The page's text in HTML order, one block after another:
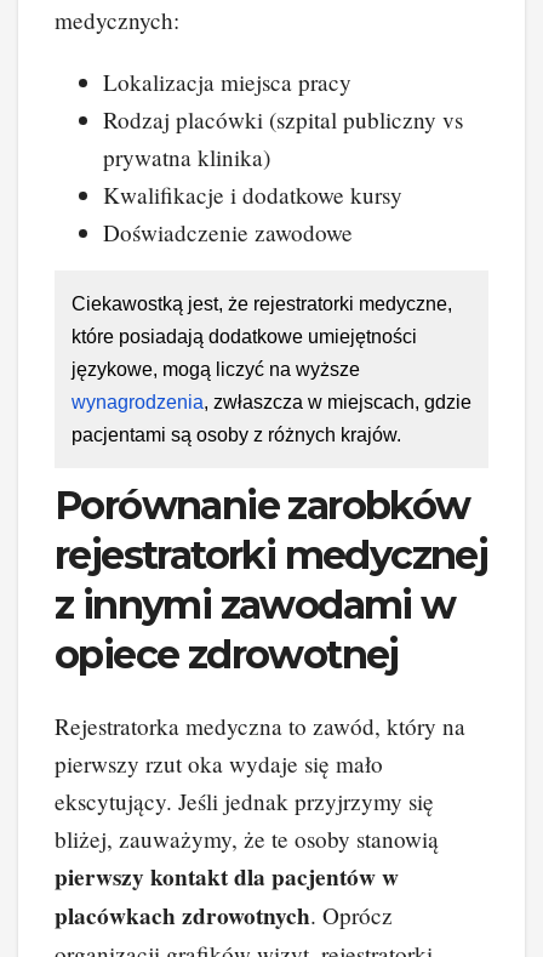
medycznych:
Lokalizacja miejsca pracy
Rodzaj placówki (szpital publiczny vs
prywatna klinika)
Kwalifikacje i dodatkowe kursy
Doświadczenie zawodowe
Ciekawostką jest, że rejestratorki medyczne,
które posiadają dodatkowe umiejętności
językowe, mogą liczyć na wyższe
wynagrodzenia, zwłaszcza w miejscach, gdzie
pacjentami są osoby z różnych krajów.
Porównanie zarobków
rejestratorki medycznej
z innymi zawodami w
opiece zdrowotnej
Rejestratorka medyczna to zawód, który na
pierwszy rzut oka wydaje się mało
ekscytujący. Jeśli jednak przyjrzymy się
bliżej, zauważymy, że te osoby stanowią
pierwszy kontakt dla pacjentów w
placówkach zdrowotnych. Oprócz